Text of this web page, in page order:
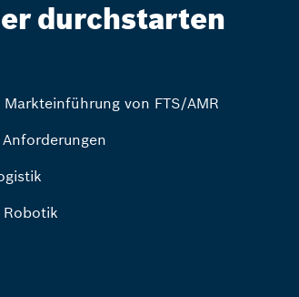
durchstarten
von FTS/AMR
Robotik